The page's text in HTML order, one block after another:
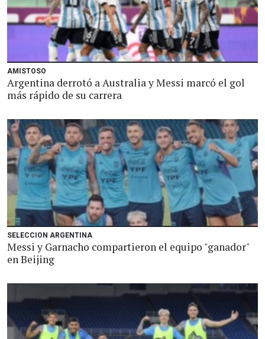
AMISTOSO
Argentina derrotó a Australia y Messi marcó el gol
más rápido de su carrera
SELECCION ARGENTINA
Messi y Garnacho compartieron el equipo "ganador"
en Beijing